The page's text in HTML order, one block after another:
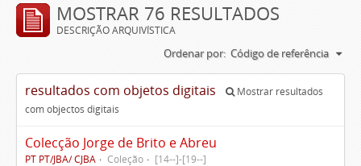
MOSTRAR 76 RESULTADOS
DESCRIÇÃO ARQUIVÍSTICA
Ordenar por: Código de referência
resultados com objetos digitais
Mostrar resultados
com objectos digitais
Colecção Jorge de Brito e Abreu
PT PT/JBA/ CJBA Coleção [14--]-[19--]